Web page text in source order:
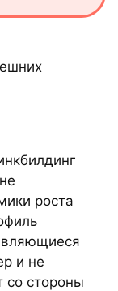
роста
и не
со стороны